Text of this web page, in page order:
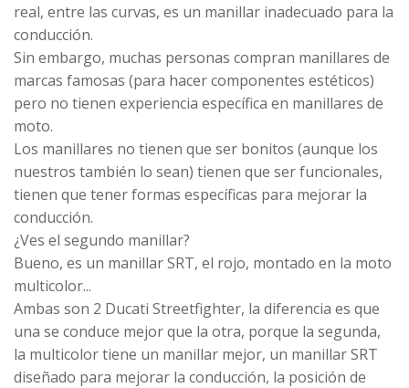
real, entre las curvas, es un manillar inadecuado para la
conducción.
Sin embargo, muchas personas compran manillares de
marcas famosas (para hacer componentes estéticos)
pero no tienen experiencia específica en manillares de
moto.
Los manillares no tienen que ser bonitos (aunque los
nuestros también lo sean) tienen que ser funcionales,
tienen que tener formas específicas para mejorar la
conducción.
¿Ves el segundo manillar?
Bueno, es un manillar SRT, el rojo, montado en la moto
multicolor...
Ambas son 2 Ducati Streetfighter, la diferencia es que
una se conduce mejor que la otra, porque la segunda,
la multicolor tiene un manillar mejor, un manillar SRT
diseñado para mejorar la conducción, la posición de